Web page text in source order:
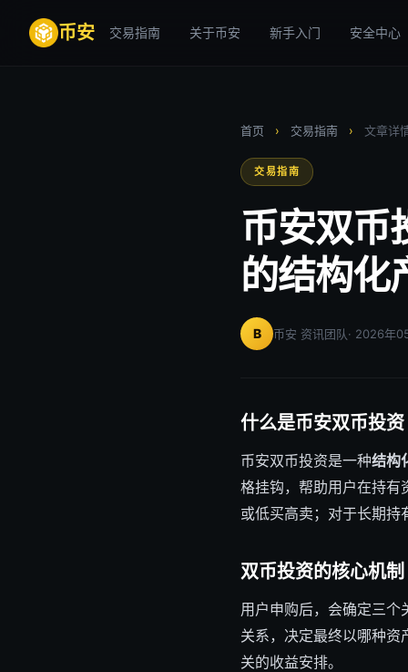
币安 交易指南 关于币安 新手入门 安全中心
首页 › 交易指南 › 文章详
交易指南
币安双币
的结构化
B 币安 资讯团队· 2026年
什么是币安双币投资
币安双币投资是一种结构
格挂钩，帮助用户在持有
或低买高卖；对于长期
双币投资的核心机制
用户申购后，会确定三个
关系，决定最终以哪种资
关的收益安排。